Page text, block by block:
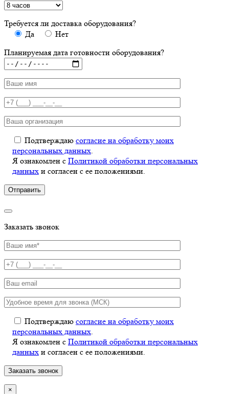
Требуется ли доставка оборудования?
Да
Нет
Планируемая дата готовности оборудования?
Подтверждаю согласие на обработку моих
персональных данных
Я ознакомлен с Политикой обработки персональных
данных и согласен с ее положениями.
Заказать звонок
Подтверждаю согласие на обработку моих
персональных данных
Я ознакомлен с Политикой обработки персональных
данных и согласен с ее положениями.
×